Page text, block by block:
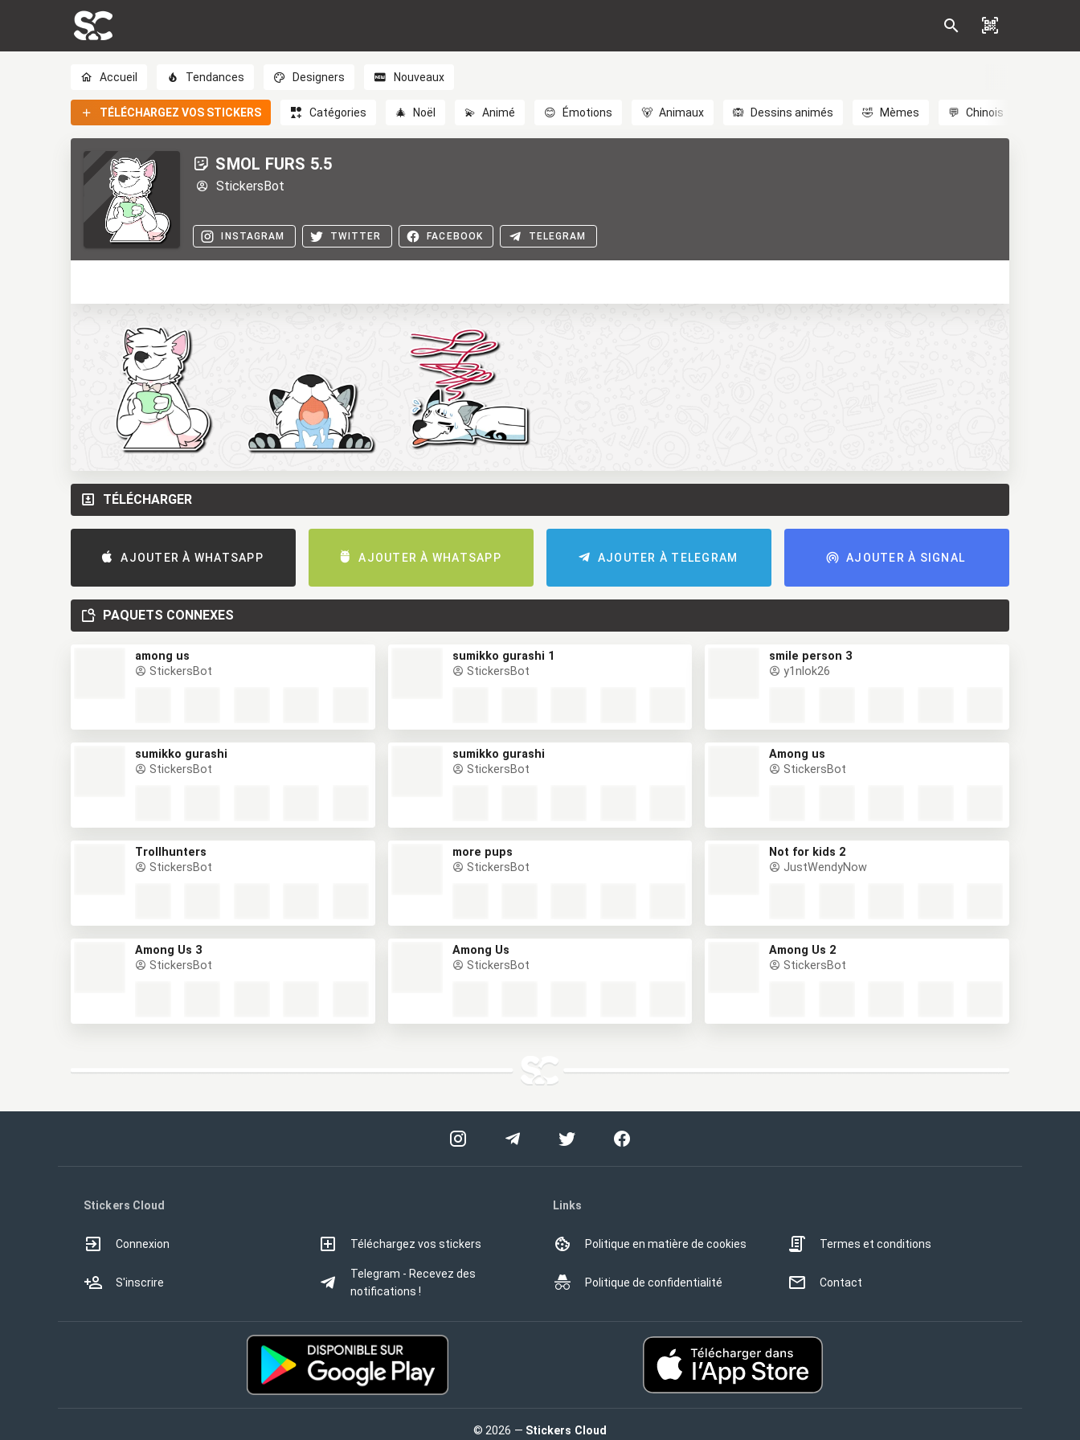
Accueil Tendances Designers Nouveaux
TÉLÉCHARGEZ VOS STICKERS Catégories 🎄 Noël 💫 Animé 😊 Émotions 🐻 Animaux 🙉 Dessins animés 🤣 Mèmes 💬 Chinois
SMOL FURS 5.5
StickersBot
INSTAGRAM TWITTER FACEBOOK TELEGRAM
TÉLÉCHARGER
AJOUTER À WHATSAPP AJOUTER À WHATSAPP AJOUTER À TELEGRAM AJOUTER À SIGNAL
PAQUETS CONNEXES
among us
StickersBot
sumikko gurashi 1
StickersBot
smile person 3
y1nlok26
sumikko gurashi
StickersBot
sumikko gurashi
StickersBot
Among us
StickersBot
Trollhunters
StickersBot
more pups
StickersBot
Not for kids 2
JustWendyNow
Among Us 3
StickersBot
Among Us
StickersBot
Among Us 2
StickersBot
Stickers Cloud
Connexion
S'inscrire
Téléchargez vos stickers
Telegram - Recevez des
notifications !
Links
Politique en matière de cookies
Politique de confidentialité
Termes et conditions
Contact
© 2026 — Stickers Cloud